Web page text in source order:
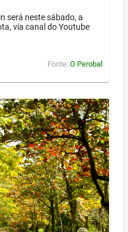
será neste sábado, a
via canal do Youtube
Fonte: O Perobal